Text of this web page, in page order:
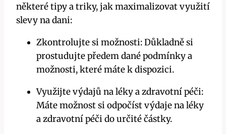
některé tipy a triky, jak maximalizovat využití
slevy na dani:
Zkontrolujte si možnosti: Důkladně si
prostudujte předem dané podmínky a
možnosti, které máte k dispozici.
Využijte výdajů na léky a zdravotní péči:
Máte možnost si odpočíst výdaje na léky
a zdravotní péči do určité částky.